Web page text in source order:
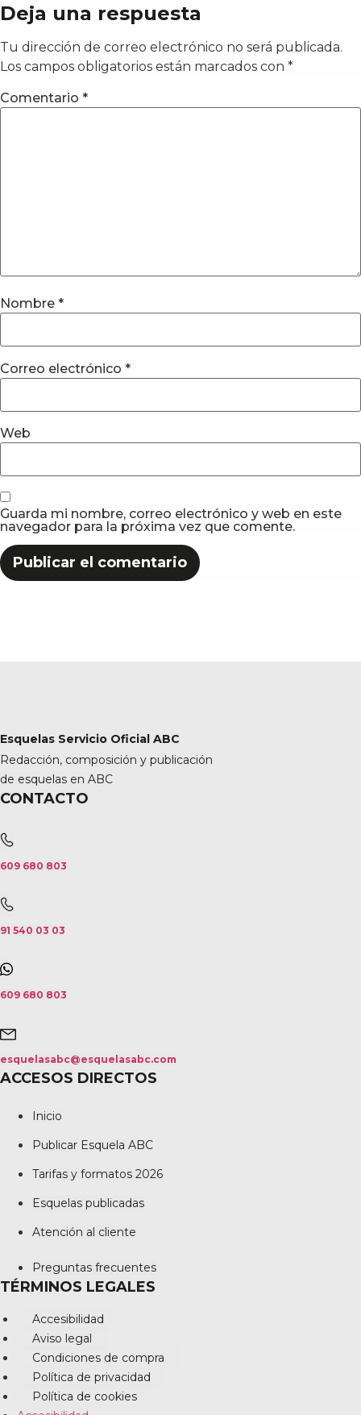
Deja una respuesta
Tu dirección de correo electrónico no será publicada.
Los campos obligatorios están marcados con *
Comentario *
Nombre *
Correo electrónico *
Web
Guarda mi nombre, correo electrónico y web en este
navegador para la próxima vez que comente.
Esquelas Servicio Oficial ABC
Redacción, composición y publicación
de esquelas en ABC
CONTACTO
609 680 803
91 540 03 03
609 680 803
esquelasabc@esquelasabc.com
ACCESOS DIRECTOS
Inicio
Publicar Esquela ABC
Tarifas y formatos 2026
Esquelas publicadas
Atención al cliente
Preguntas frecuentes
TÉRMINOS LEGALES
Accesibilidad
Aviso legal
Condiciones de compra
Política de privacidad
Política de cookies